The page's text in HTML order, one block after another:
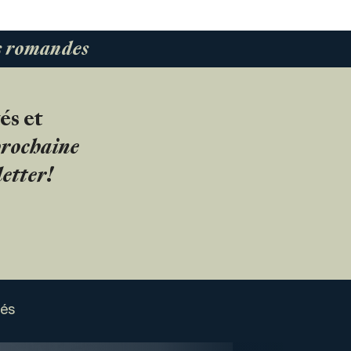
romandes
et